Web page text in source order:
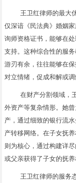
王卫红律师的最大
仅深谙《民法典》婚姻
询师资格证书，能够在
支持。这种综合性的服
游刃有余，往往能够在
对立情绪，促成和解或调
在财产分割领域，
外资产等复杂情形。她
产，通过细致的银行流
产转移网络。在子女抚
则为核心，通过构建详
或父亲获得了子女的抚养
王卫红律师的服务